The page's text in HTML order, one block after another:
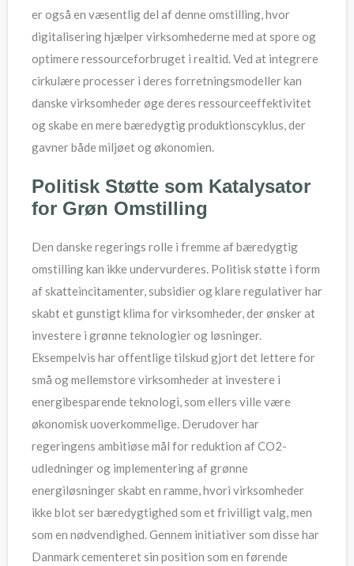
er også en væsentlig del af denne omstilling, hvor
digitalisering hjælper virksomhederne med at spore og
optimere ressourceforbruget i realtid. Ved at integrere
cirkulære processer i deres forretningsmodeller kan
danske virksomheder øge deres ressourceeffektivitet
og skabe en mere bæredygtig produktionscyklus, der
gavner både miljøet og økonomien.
Politisk Støtte som Katalysator
for Grøn Omstilling
Den danske regerings rolle i fremme af bæredygtig
omstilling kan ikke undervurderes. Politisk støtte i form
af skatteincitamenter, subsidier og klare regulativer har
skabt et gunstigt klima for virksomheder, der ønsker at
investere i grønne teknologier og løsninger.
Eksempelvis har offentlige tilskud gjort det lettere for
små og mellemstore virksomheder at investere i
energibesparende teknologi, som ellers ville være
økonomisk uoverkommelige. Derudover har
regeringens ambitiøse mål for reduktion af CO2-
udledninger og implementering af grønne
energiløsninger skabt en ramme, hvori virksomheder
ikke blot ser bæredygtighed som et frivilligt valg, men
som en nødvendighed. Gennem initiativer som disse har
Danmark cementeret sin position som en førende